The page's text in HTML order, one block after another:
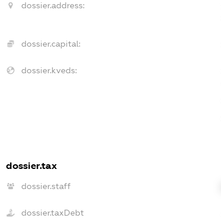
dossier.address:
dossier.capital:
dossier.kveds:
dossier.tax
dossier.staff
dossier.taxDebt